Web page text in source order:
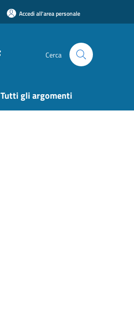
Accedi all'area personale
Cerca
Tutti gli argomenti